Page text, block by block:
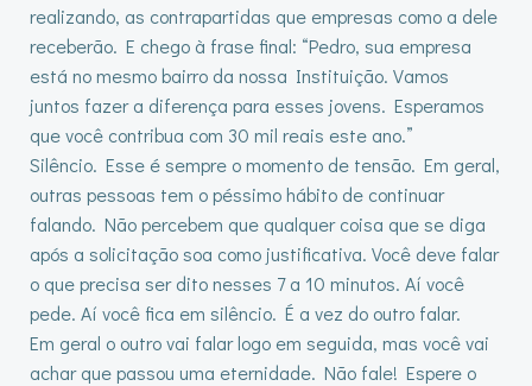
realizando, as contrapartidas que empresas como a dele
receberão. E chego à frase final: “Pedro, sua empresa
está no mesmo bairro da nossa Instituição. Vamos
juntos fazer a diferença para esses jovens. Esperamos
que você contribua com 30 mil reais este ano.”
Silêncio. Esse é sempre o momento de tensão. Em geral,
outras pessoas tem o péssimo hábito de continuar
falando. Não percebem que qualquer coisa que se diga
após a solicitação soa como justificativa. Você deve falar
o que precisa ser dito nesses 7 a 10 minutos. Aí você
pede. Aí você fica em silêncio. É a vez do outro falar.
Em geral o outro vai falar logo em seguida, mas você vai
achar que passou uma eternidade. Não fale! Espere o